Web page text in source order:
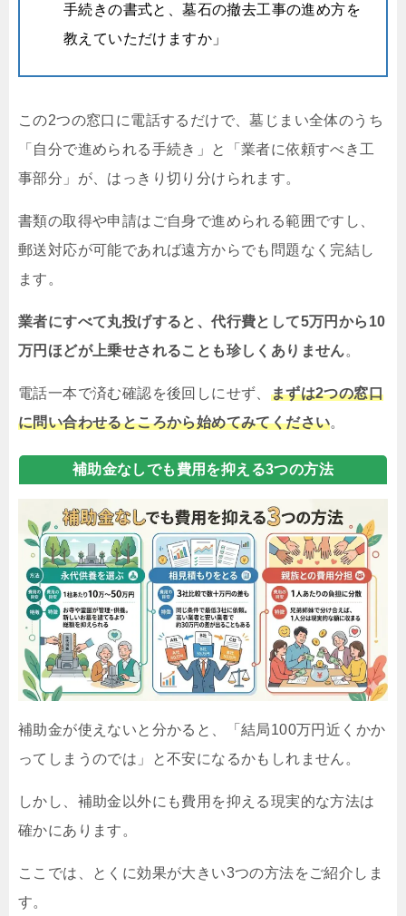
手続きの書式と、墓石の撤去工事の進め方を
教えていただけますか」
この2つの窓口に電話するだけで、墓じまい全体のうち
「自分で進められる手続き」と「業者に依頼すべき工
事部分」が、はっきり切り分けられます。
書類の取得や申請はご自身で進められる範囲ですし、
郵送対応が可能であれば遠方からでも問題なく完結し
ます。
業者にすべて丸投げすると、代行費として5万円から10
万円ほどが上乗せされることも珍しくありません。
電話一本で済む確認を後回しにせず、 まずは2つの窓口
に問い合わせるところから始めてみてください。
補助金なしでも費用を抑える3つの方法
補助金が使えないと分かると、「結局100万円近くかか
ってしまうのでは」と不安になるかもしれません。
しかし、補助金以外にも費用を抑える現実的な方法は
確かにあります。
ここでは、とくに効果が大きい3つの方法をご紹介しま
す。